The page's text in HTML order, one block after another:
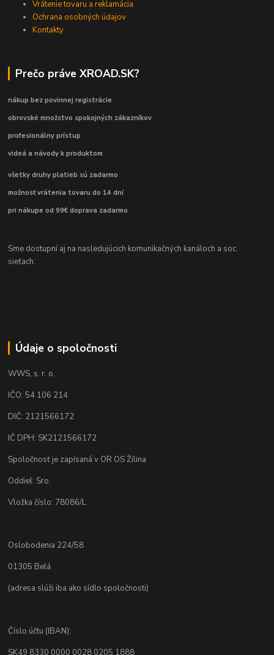
Vrátenie tovaru a reklamácia
Ochrana osobných údajov
Kontakty
Prečo práve XROAD.SK?
nákup bez povinnej registrácie
obrovské množstvo spokojných zákazníkov
profesionálny prístup
videá a návody k produktom
všetky druhy platieb sú zadarmo
možnosť vrátenia tovaru do 14 dní
pri nákupe od 99€ doprava zadarmo
Sme dostupní aj na nasledujúcich komunikačných kanáloch a soc.
sieťach:
Údaje o spoločnosti
WWS, s. r. o.
IČO: 54 106 214
DIČ: 2121566172
IČ DPH: SK2121566172
Spoločnosť je zapísaná v OR OS Žilina
Oddiel: Sro.
Vložka číslo: 78086/L
Oslobodenia 224/58
01305 Belá
(adresa slúži iba ako sídlo spoločnosti)
Číslo účtu (IBAN):